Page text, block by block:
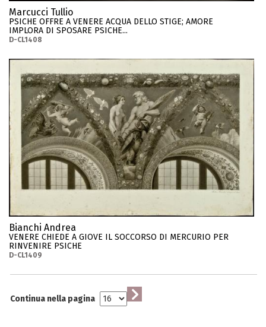
Marcucci Tullio
PSICHE OFFRE A VENERE ACQUA DELLO STIGE; AMORE
IMPLORA DI SPOSARE PSICHE...
D-CL1408
Bianchi Andrea
VENERE CHIEDE A GIOVE IL SOCCORSO DI MERCURIO PER
RINVENIRE PSICHE
D-CL1409
Continua nella pagina